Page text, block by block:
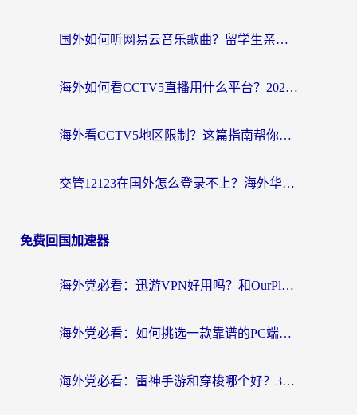
国外如何听网易云音乐歌曲？留学生亲测有效的回国加速方案
海外如何看CCTV5直播用什么平台？2026最新指南：看欧洲杯、中超、奥运不再卡
海外看CCTV5地区限制？这篇指南帮你流畅看欧洲杯、NBA还听中文解说
交管12123在国外怎么登录不上？海外华人必看的回国加速器选择指南
免费回国加速器
海外党必看：迅游VPN好用吗？和OurPlay VPN对比哪个回国效果更好？附真实体验测评
海外党必看：如何挑选一款靠谱的PC端VPN，让回国冲浪不再卡顿
海外党必看：雷神手游和穿梭哪个好？3步教你选对回国加速器（附实测对比）